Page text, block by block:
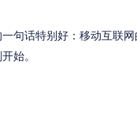
句话特别好：移动互联
始。